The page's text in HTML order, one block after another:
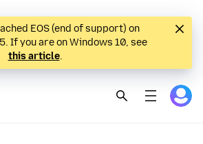
EOS (end of support) on
If you are on Windows 10, see
this article.